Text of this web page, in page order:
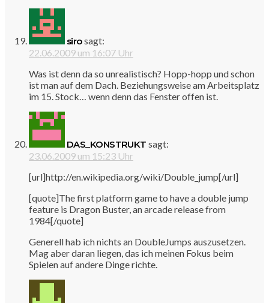
sirosagt:
22.06.2009 um 16:07 Uhr
Was ist denn da so unrealistisch? Hopp-hopp und schon
ist man auf dem Dach. Beziehungsweise am Arbeitsplatz
im 15. Stock… wenn denn das Fenster offen ist.
DAS_KONSTRUKT sagt:
23.06.2009 um 15:23 Uhr
[url]http://en.wikipedia.org/wiki/Double_jump[/url]
[quote]The first platform game to have a double jump
feature is Dragon Buster, an arcade release from
1984[/quote]
Generell hab ich nichts an DoubleJumps auszusetzen.
Mag aber daran liegen, das ich meinen Fokus beim
Spielen auf andere Dinge richte.